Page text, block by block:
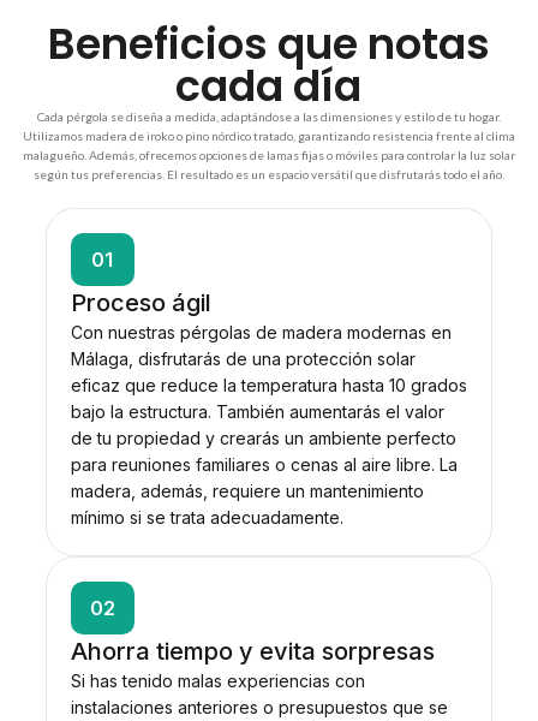
Beneficios que notas
cada día
Cada pérgola se diseña a medida, adaptándose a las dimensiones y estilo de tu hogar.
Utilizamos madera de iroko o pino nórdico tratado, garantizando resistencia frente al clima
malagueño. Además, ofrecemos opciones de lamas fijas o móviles para controlar la luz solar
según tus preferencias. El resultado es un espacio versátil que disfrutarás todo el año.
01
Proceso ágil
Con nuestras pérgolas de madera modernas en
Málaga, disfrutarás de una protección solar
eficaz que reduce la temperatura hasta 10 grados
bajo la estructura. También aumentarás el valor
de tu propiedad y crearás un ambiente perfecto
para reuniones familiares o cenas al aire libre. La
madera, además, requiere un mantenimiento
mínimo si se trata adecuadamente.
02
Ahorra tiempo y evita sorpresas
Si has tenido malas experiencias con
instalaciones anteriores o presupuestos que se